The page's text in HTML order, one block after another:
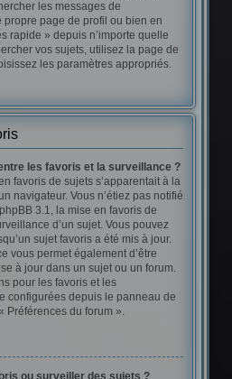
les messages de
propre page de profil ou bien en
rapide » depuis n’importe quelle
vos sujets, utilisez la page de
les paramètres appropriés.
les favoris et la surveillance ?
favoris de sujets s’apparentait à la
navigateur. Vous n’étiez pas notifié
3.1, la mise en favoris de
d’un sujet. Vous pouvez
sujet favoris a été mis à jour.
vous permet également d’être
à jour dans un sujet ou un forum.
pour les favoris et les
configurées depuis le panneau de
Préférences du forum ».